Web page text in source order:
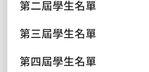
第二屆學生名單
第三屆學生名單
第四屆學生名單